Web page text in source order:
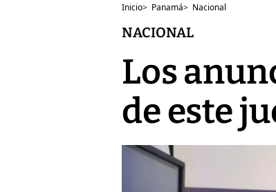
Inicio> Panamá> Nacional
NACIONAL
Los
de este